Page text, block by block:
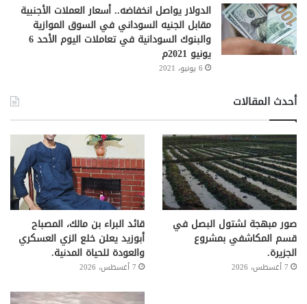
الدولار يواصل انخفاضه.. أسعار العملات الأجنبية
مقابل الجنيه السوداني في السوق الموازية
والبنوك السودانية في تعاملات اليوم الأحد 6
يونيو 2021م
6 يونيو، 2021
أحدث المقالات
صور مبهجة لشتول البصل في
قسم المكاشفي بمشروع
الجزيرة.
7 أغسطس، 2026
قائد البراء بن مالك، المصباح
أبوزيد يعلن خلع الزي العسكري
والعودة للحياة المدنية.
7 أغسطس، 2026